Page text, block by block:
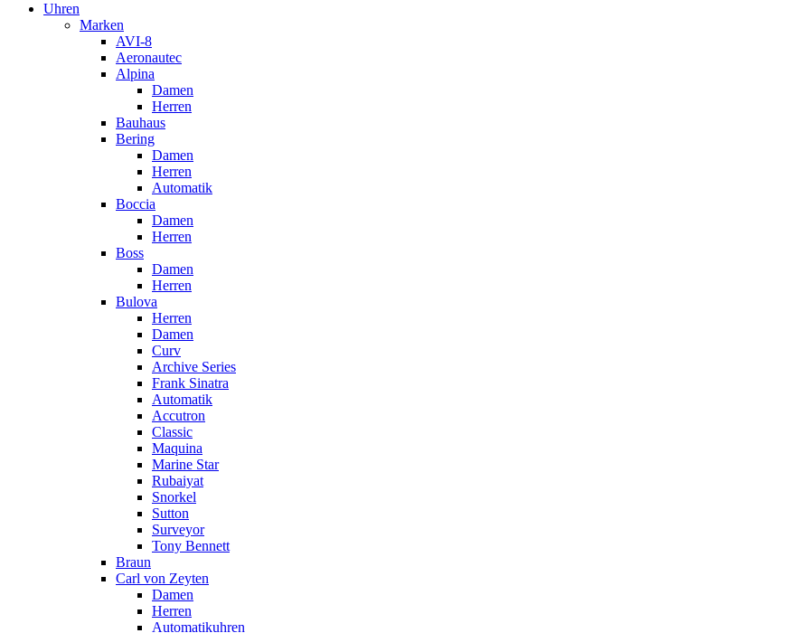
Uhren
Marken
AVI-8
Aeronautec
Alpina
Damen
Herren
Bauhaus
Bering
Damen
Herren
Automatik
Boccia
Damen
Herren
Boss
Damen
Herren
Bulova
Herren
Damen
Curv
Archive Series
Frank Sinatra
Automatik
Accutron
Classic
Maquina
Marine Star
Rubaiyat
Snorkel
Sutton
Surveyor
Tony Bennett
Braun
Carl von Zeyten
Damen
Herren
Automatikuhren